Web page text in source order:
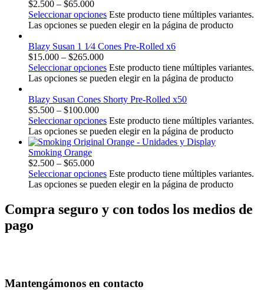
$2.500 – $65.000
Seleccionar opciones Este producto tiene múltiples variantes.
Las opciones se pueden elegir en la página de producto
Blazy Susan 1 1⁄4 Cones Pre-Rolled x6
$15.000 – $265.000
Seleccionar opciones Este producto tiene múltiples variantes.
Las opciones se pueden elegir en la página de producto
Blazy Susan Cones Shorty Pre-Rolled x50
$5.500 – $100.000
Seleccionar opciones Este producto tiene múltiples variantes.
Las opciones se pueden elegir en la página de producto
Smoking Orange
$2.500 – $65.000
Seleccionar opciones Este producto tiene múltiples variantes.
Las opciones se pueden elegir en la página de producto
Compra seguro y con todos los medios de
pago
Mantengámonos en contacto